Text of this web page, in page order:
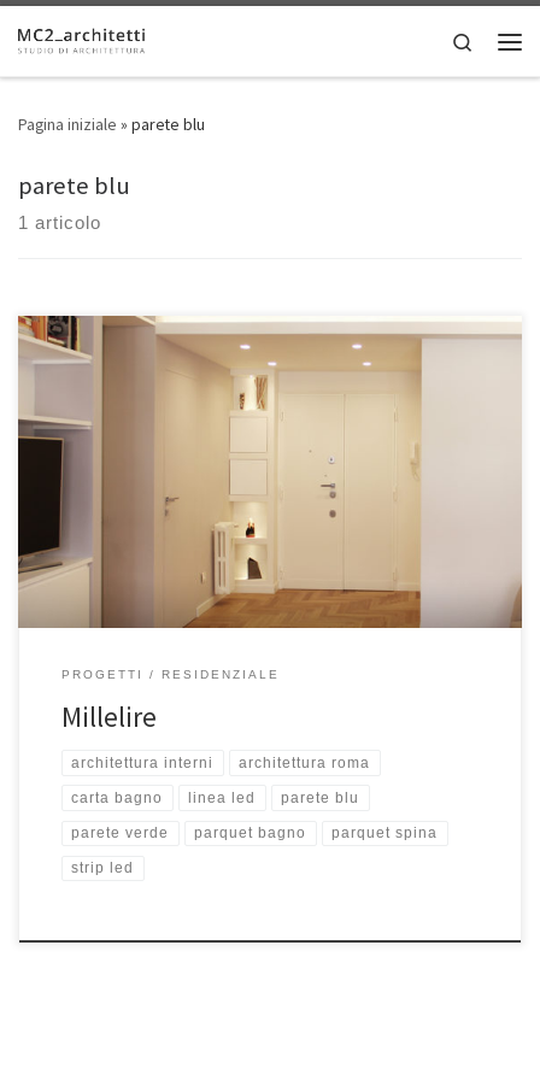
Skip to content
Search
Pagina iniziale » parete blu
parete blu
1 articolo
• Luogo: Roma, Italia • Dimensioni: 100 mq Linee geometriche, carte
da parati e attenzione all’illuminazione caratterizzano questo
moderno appartamento romano, che ambisce all’open space pur
mantenendo un’invisibile linea di separazione tra il soggiorno e le
zone a servizi. La zona giorno dell’immobile si distingue per
PROGETTI RESIDENZIALE
Millelire
architettura interni architettura roma
carta bagno linea led parete blu
parete verde parquet bagno parquet spina
strip led